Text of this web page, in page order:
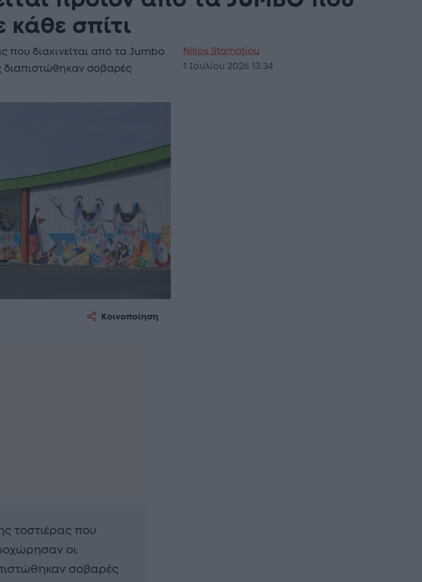
κάθε σπίτι
που διακινείται από τα Jumbo
σοβαρές
Nikos Stamatiou
1 Ιουλίου 2026 13:34
Κοινοποίηση
τοστιέρας που
οι
σοβαρές